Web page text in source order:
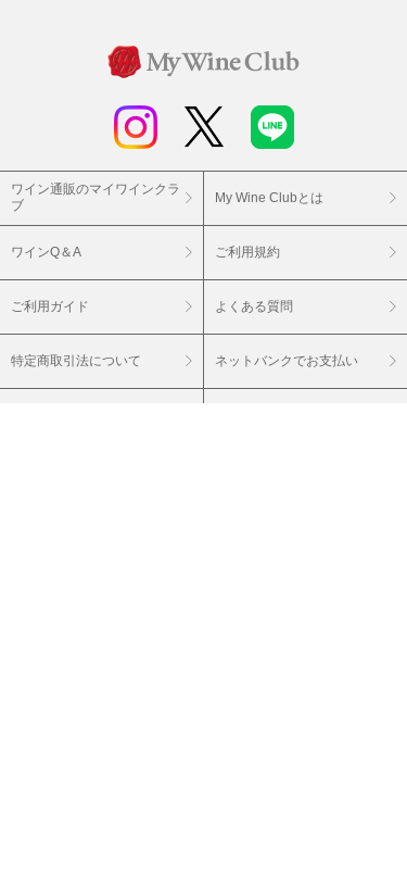
ワイン通販のマイワインクラ
ブ
My Wine Clubとは
ワインQ＆A ご利用規約
ご利用ガイド よくある質問
特定商取引法について ネットバンクでお支払い